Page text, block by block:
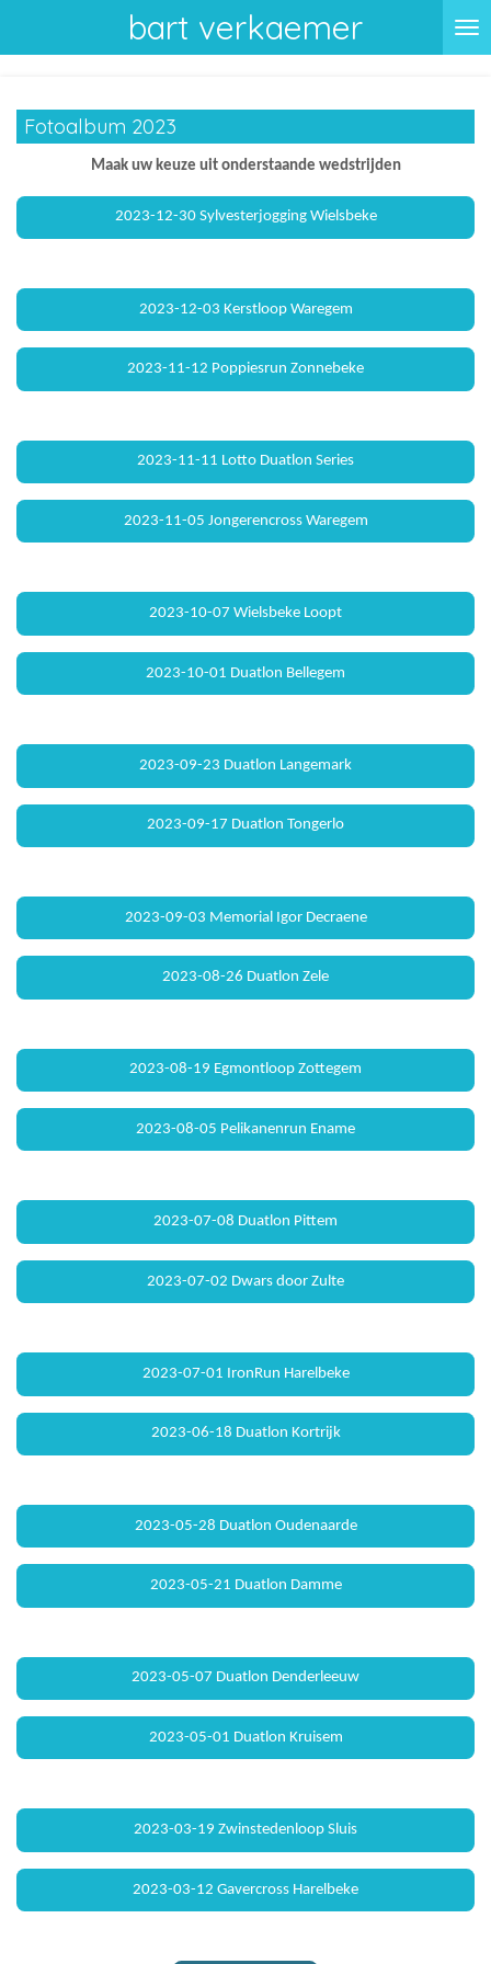
direct
de
hoofdinhoud
bart verkaemer
Fotoalbum 2023
Maak uw keuze uit onderstaande wedstrijden
2023-12-30 Sylvesterjogging Wielsbeke
2023-12-03 Kerstloop Waregem
2023-11-12 Poppiesrun Zonnebeke
2023-11-11 Lotto Duatlon Series
2023-11-05 Jongerencross Waregem
2023-10-07 Wielsbeke Loopt
2023-10-01 Duatlon Bellegem
2023-09-23 Duatlon Langemark
2023-09-17 Duatlon Tongerlo
2023-09-03 Memorial Igor Decraene
2023-08-26 Duatlon Zele
2023-08-19 Egmontloop Zottegem
2023-08-05 Pelikanenrun Ename
2023-07-08 Duatlon Pittem
2023-07-02 Dwars door Zulte
2023-07-01 IronRun Harelbeke
2023-06-18 Duatlon Kortrijk
2023-05-28 Duatlon Oudenaarde
2023-05-21 Duatlon Damme
2023-05-07 Duatlon Denderleeuw
2023-05-01 Duatlon Kruisem
2023-03-19 Zwinstedenloop Sluis
2023-03-12 Gavercross Harelbeke